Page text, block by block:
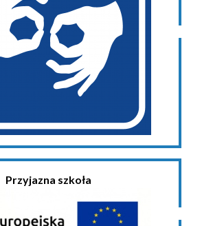
Przyjazna szkoła